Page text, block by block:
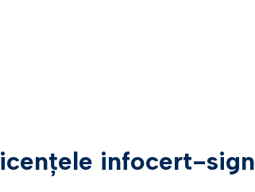
infocert-sign